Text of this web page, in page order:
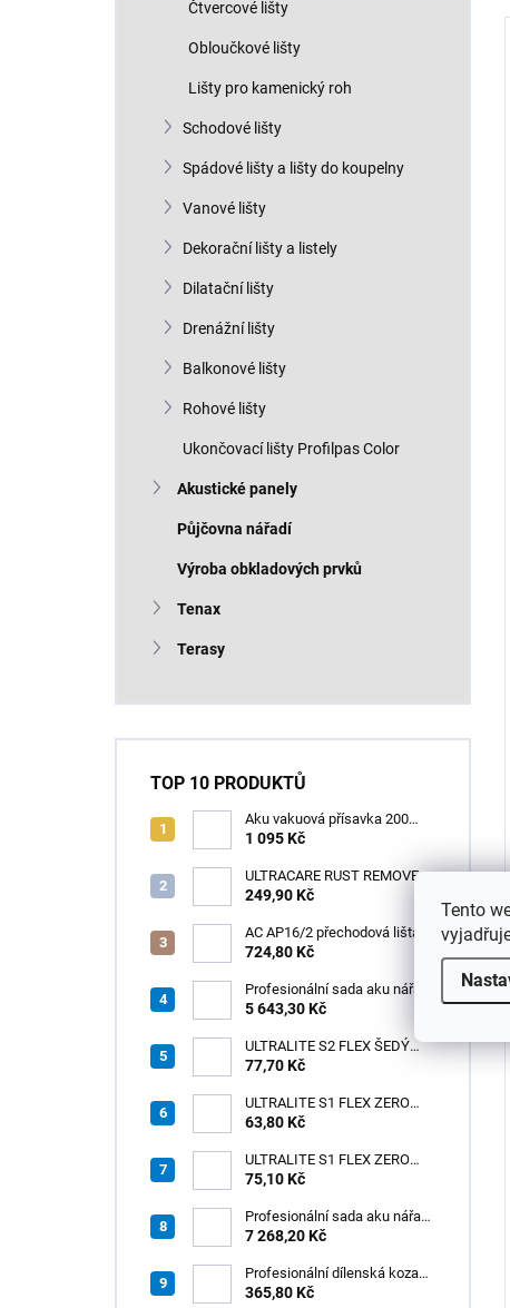
Tento
Čtvercové lišty
Obloučkové lišty
Lišty pro kamenický roh
Schodové lišty
Spádové lišty a lišty do koupelny
Vanové lišty
Dekorační lišty a listely
Dilatační lišty
Drenážní lišty
Balkonové lišty
Rohové lišty
Ukončovací lišty Profilpas Color
Akustické panely
Půjčovna nářadí
Výroba obkladových prvků
Tenax
Terasy
TOP 10 PRODUKTŮ
Aku vakuová přísavka 200
mm s LCD displejem (150 kg)
1 095 Kč
ULTRACARE RUST REMOVER
0,125 l /1ks
249,90 Kč
AC AP16/2 přechodová lišta
pro kabely, hliník elox stříbro,
724,80 Kč
Profesionální sada aku nářadí
3v1 HÖGERT
5 643,30 Kč
ULTRALITE S2 FLEX ŠEDÝ
/15kg
77,70 Kč
ULTRALITE S1 FLEX ZERO
ŠEDÝ /15kg
63,80 Kč
ULTRALITE S1 FLEX ZERO
BÍLÝ NOVINKA/15kg
75,10 Kč
Profesionální sada aku nářadí
3v1 20V HÖGERT
7 268,20 Kč
Profesionální dílenská koza
HÖGERT HT7G550
365,80 Kč